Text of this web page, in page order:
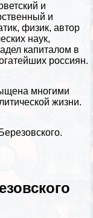
и
и
физик, автор
наук,
капиталом в
россиян.
многими
жизни.